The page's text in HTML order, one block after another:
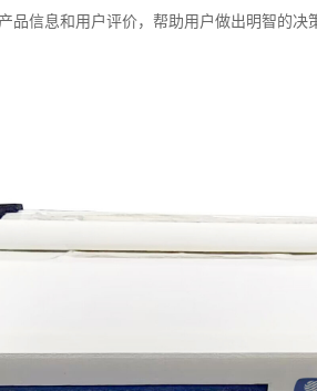
品信息和用户评价，帮助用户做出明智的决